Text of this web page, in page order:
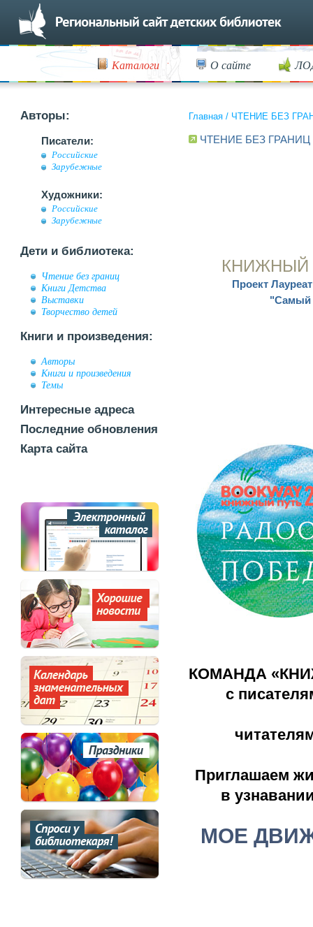
Каталоги О сайте
Авторы:
Писатели:
Российские
Зарубежные
Художники:
Российские
Зарубежные
Дети и библиотека:
Чтение без границ
Книги Детства
Выставки
Творчество детей
Книги и произведения:
Авторы
Книги и произведения
Темы
Интересные адреса
Последние обновления
Карта сайта
Главная / ЧТЕНИЕ БЕЗ
ЧТЕНИЕ БЕЗ ГРАНИЦ
КНИЖНЫЙ
Проект
"Самый
КОМАНДА
с
Приглашаем
в
МОЕ